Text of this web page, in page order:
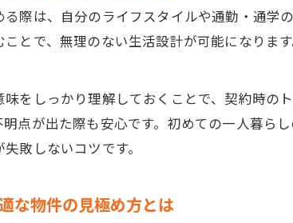
際は、自分のライフスタイルや通勤・通学
ことで、無理のない生活設計が可能になり
味をしっかり理解しておくことで、契約時
点が出た際も安心です。初めての一人暮ら
敗しないコツです。
な物件の見極め方とは